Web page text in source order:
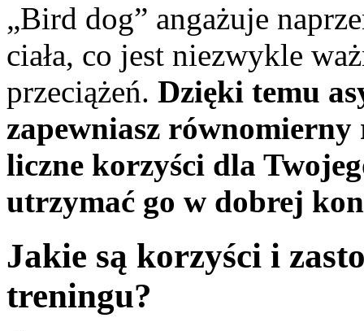
„Bird dog” angażuje
ciała, co jest niezwykle
przeciążeń. Dzięki temu
zapewniasz
liczne korzyści dla
utrzymać go w dobrej
Jakie są korzyści i
treningu?